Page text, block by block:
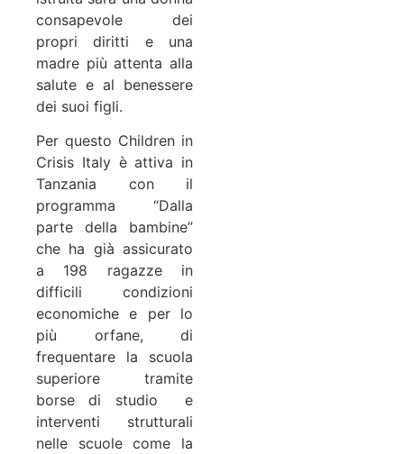
consapevole dei
propri diritti e una
madre più attenta alla
salute e al benessere
dei suoi figli.
Per questo Children in
Crisis Italy è attiva in
Tanzania con il
programma “Dalla
parte della bambine”
che ha già assicurato
a 198 ragazze in
difficili condizioni
economiche e per lo
più orfane, di
frequentare la scuola
superiore tramite
borse di studio e
interventi strutturali
nelle scuole come la